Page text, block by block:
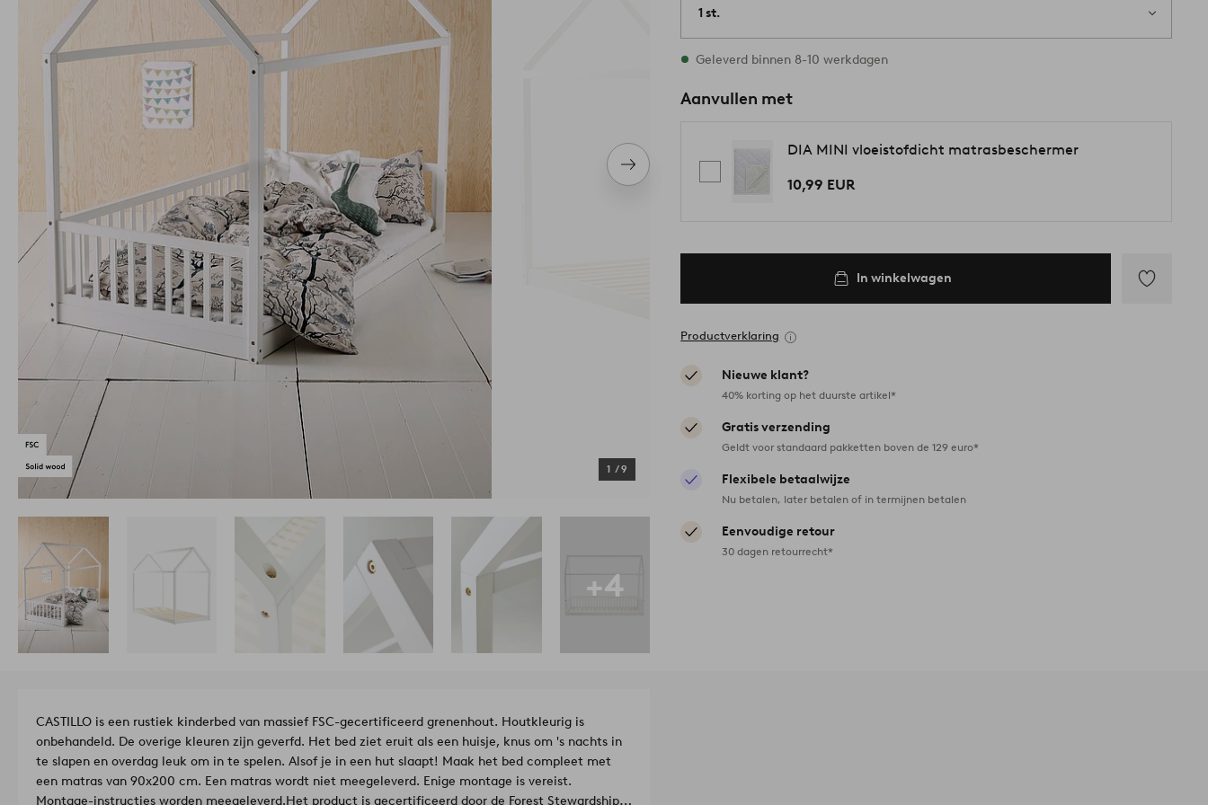
Volgend
item
1 /9
1 st.
Op voorraad
Geleverd binnen 8-10 werkdagen
Aanvullen met
DIA MINI vloeistofdicht matrasbeschermer
10,99 EUR
In winkelwagen
Productverklaring
Nieuwe klant?
40% korting op het duurste artikel*
Gratis verzending
Geldt voor standaard pakketten boven de 129 euro*
Flexibele betaalwijze
Nu betalen, later betalen of in termijnen betalen
Eenvoudige retour
30 dagen retourrecht*
+4
CASTILLO is een rustiek kinderbed van massief FSC-gecertificeerd grenenhout. Houtkleurig is
onbehandeld. De overige kleuren zijn geverfd. Het bed ziet eruit als een huisje, knus om 's nachts in
te slapen en overdag leuk om in te spelen. Alsof je in een hut slaapt! Maak het bed compleet met
een matras van 90x200 cm. Een matras wordt niet meegeleverd. Enige montage is vereist.
Montage-instructies worden meegeleverd.Het product is gecertificeerd door de Forest Stewardship